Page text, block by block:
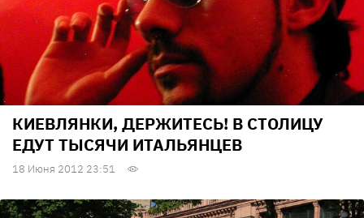
КИЕВЛЯНКИ, ДЕРЖИТЕСЬ! В СТОЛИЦУ
ЕДУТ ТЫСЯЧИ ИТАЛЬЯНЦЕВ
18 Июня 2012 23:51